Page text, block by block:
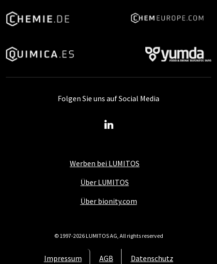
Werben bei LUMITOS
Über LUMITOS
Über bionity.com
Impressum AGB Datenschutz
Folgen Sie uns auf Social Media
© 1997-2026 LUMITOS AG, All rights reserved